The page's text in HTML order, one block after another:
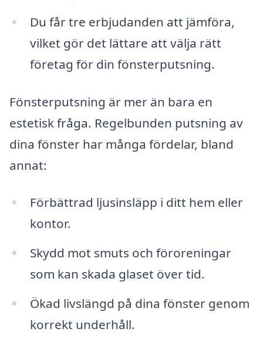
Du får tre erbjudanden att jämföra,
vilket gör det lättare att välja rätt
företag för din fönsterputsning.
Fönsterputsning är mer än bara en
estetisk fråga. Regelbunden putsning av
dina fönster har många fördelar, bland
annat:
Förbättrad ljusinsläpp i ditt hem eller
kontor.
Skydd mot smuts och föroreningar
som kan skada glaset över tid.
Ökad livslängd på dina fönster genom
korrekt underhåll.